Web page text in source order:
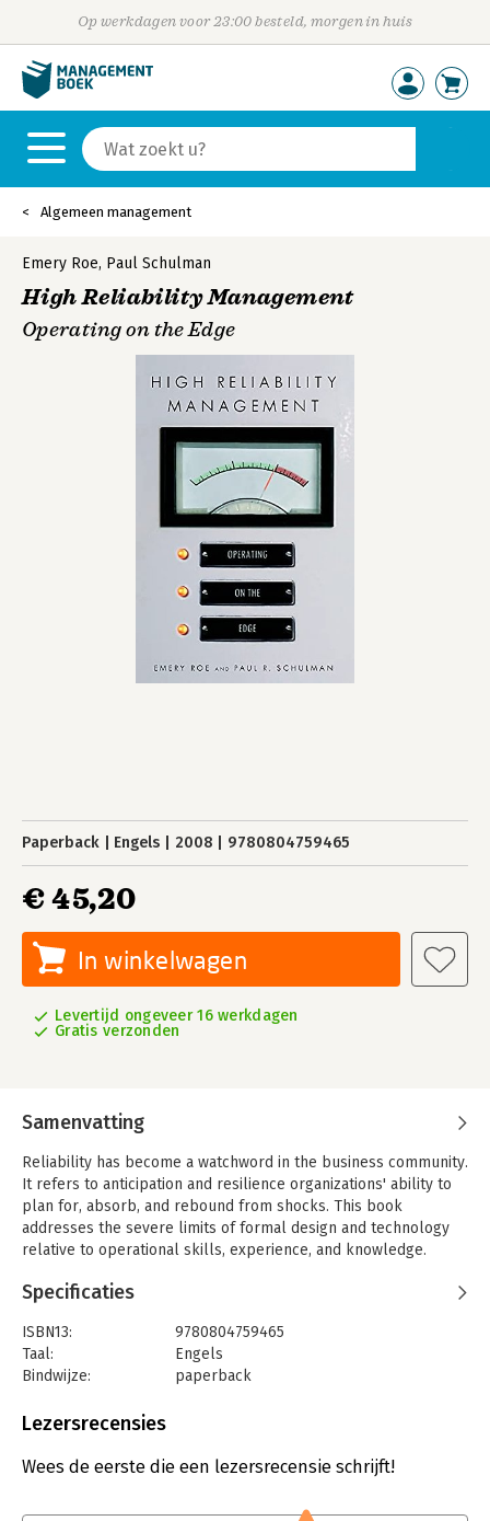
Op werkdagen voor 23:00 besteld, morgen in huis
Algemeen management
Emery Roe, Paul Schulman
High Reliability Management
Operating on the Edge
Paperback Engels 2008 9780804759465
€ 45,20
In winkelwagen
Levertijd ongeveer 16 werkdagen
Gratis verzonden
Samenvatting
Reliability has become a watchword in the business community.
It refers to anticipation and resilience organizations' ability to
plan for, absorb, and rebound from shocks. This book
addresses the severe limits of formal design and technology
relative to operational skills, experience, and knowledge.
Specificaties
ISBN13:
9780804759465
Taal:
Engels
Bindwijze:
paperback
Uitgever:
Lezersrecensies
Wees de eerste die een lezersrecensie schrijft!